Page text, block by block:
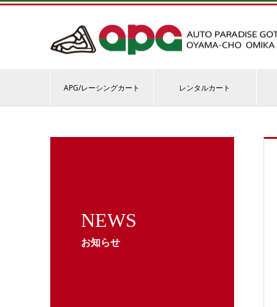
APG/レーシングカート レンタルカート
NEWS
お知らせ